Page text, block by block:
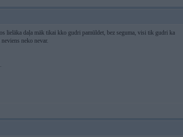
lielāka daļa māk tikai kko gudri pamūldet, bez seguma, visi tik gudri ka
neko nevar.